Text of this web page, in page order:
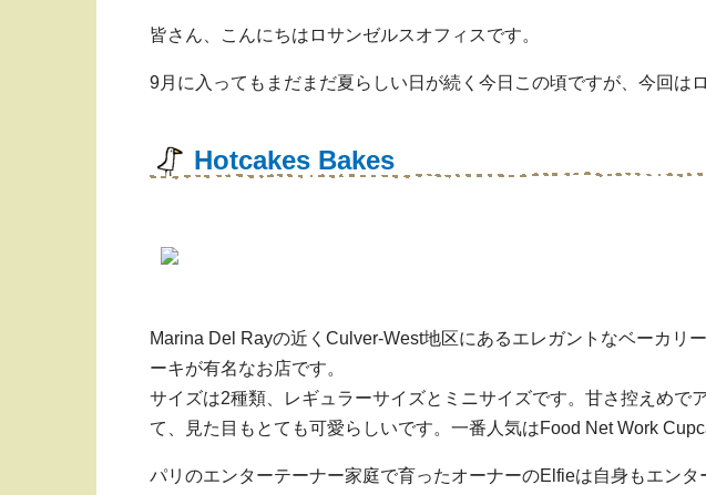
皆さん、こんにちはロサンゼルスオフィスです。
9月に入ってもまだまだ夏らしい日が続く今日この頃ですが、今回は
Hotcakes Bakes
Marina Del Rayの近くCulver-West地区にあるエレガントなベーカリ
ーキが有名なお店です。
サイズは2種類、レギュラーサイズとミニサイズです。甘さ控えめ
て、見た目もとても可愛らしいです。一番人気はFood Net Work
パリのエンターテーナー家庭で育ったオーナーのElfieは自身もエン